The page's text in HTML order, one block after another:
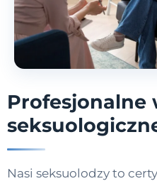
Profesjonalne
Nasi seksuolodzy to